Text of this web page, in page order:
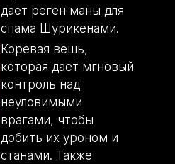
даёт реген маны для
спама Шурикенами.
Коревая вещь,
которая даёт мгновый
контроль над
неуловимыми
врагами, чтобы
добить их уроном и
станами. Также